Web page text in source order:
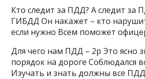
Кто следит за ПДД? А следит за
ГИБДД Он накажет – кто
если нужно Всем поможет
Для чего нам ПДД – 2р Это ясно
порядок на дороге Соблюдался
Изучать и знать должны все